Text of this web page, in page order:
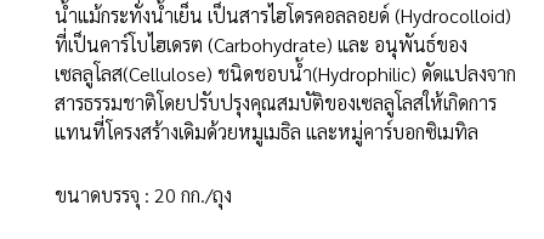
น้ำแม้กระทั่งน้ำเย็น เป็นสารไฮโดรคอลลอยด์ (Hydrocolloid)
ที่เป็นคาร์โบไฮเดรต (Carbohydrate) และ อนุพันธ์ของ
เซลลูโลส(Cellulose) ชนิดชอบน้ำ(Hydrophilic) ดัดแปลงจาก
สารธรรมชาติโดยปรับปรุงคุณสมบัติของเซลลูโลสให้เกิดการ
แทนที่โครงสร้างเดิมด้วยหมูเมธิล และหมู่คาร์บอกซิเมทิล
ขนาดบรรจุ : 20 กก./ถุง